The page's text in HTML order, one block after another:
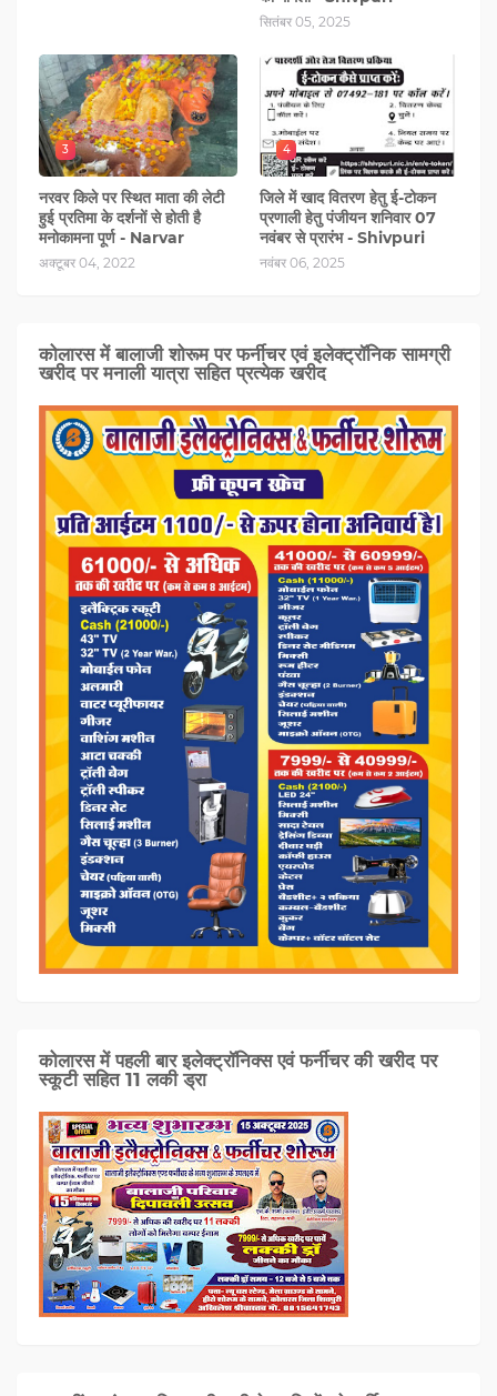
सितंबर 05, 2025
3
नरवर किले पर स्थित माता की लेटी
हुई प्रतिमा के दर्शनों से होती है
मनोकामना पूर्ण - Narvar
अक्टूबर 04, 2022
4
जिले में खाद वितरण हेतु ई-टोकन
प्रणाली हेतु पंजीयन शनिवार 07
नवंबर से प्रारंभ - Shivpuri
नवंबर 06, 2025
कोलारस में बालाजी शोरूम पर फर्नीचर एवं इलेक्ट्रॉनिक सामग्री
खरीद पर मनाली यात्रा सहित प्रत्‍येक खरीद
कोलारस में पहली बार इलेक्ट्रॉनिक्स एवं फर्नीचर की खरीद पर
स्कूटी सहित 11 लकी ड्रा